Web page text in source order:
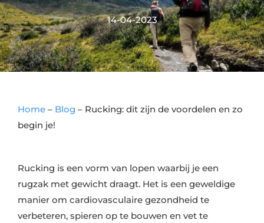
14-04-2023
Home – Blog – Rucking: dit zijn de voordelen en zo
begin je!
Rucking is een vorm van lopen waarbij je een
rugzak met gewicht draagt. Het is een geweldige
manier om cardiovasculaire gezondheid te
verbeteren, spieren op te bouwen en vet te